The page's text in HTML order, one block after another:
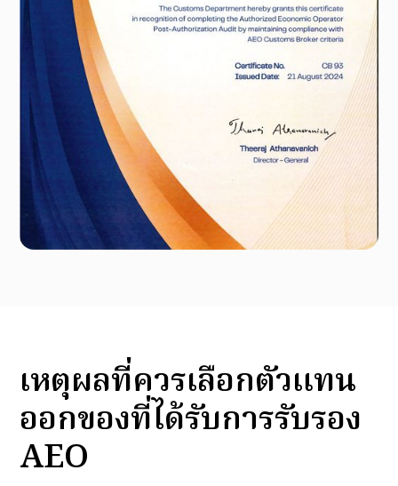
เหตุผลที่ควรเลือกตัวแทน
ออกของที่ได้รับการรับรอง
AEO